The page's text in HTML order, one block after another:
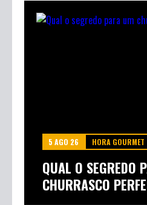
5 AGO 26 HORA GOURMET
QUAL O SEGREDO
CHURRASCO